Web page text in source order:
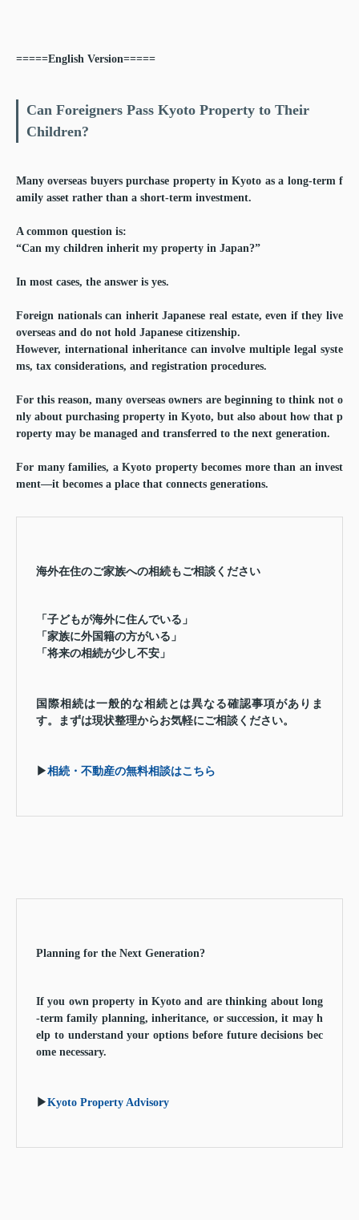
=====English Version=====
Can Foreigners Pass Kyoto Property to Their
Children?
Many overseas buyers purchase property in Kyoto as a long-term f
amily asset rather than a short-term investment.
A common question is:
“Can my children inherit my property in Japan?”
In most cases, the answer is yes.
Foreign nationals can inherit Japanese real estate, even if they live
overseas and do not hold Japanese citizenship.
However, international inheritance can involve multiple legal syste
ms, tax considerations, and registration procedures.
For this reason, many overseas owners are beginning to think not o
nly about purchasing property in Kyoto, but also about how that p
roperty may be managed and transferred to the next generation.
For many families, a Kyoto property becomes more than an invest
ment—it becomes a place that connects generations.
海外在住のご家族への相続もご相談ください
「子どもが海外に住んでいる」
「家族に外国籍の方がいる」
「将来の相続が少し不安」
国際相続は一般的な相続とは異なる確認事項がありま
す。まずは現状整理からお気軽にご相談ください。
▶相続・不動産の無料相談はこちら
Planning for the Next Generation?
If you own property in Kyoto and are thinking about long
-term family planning, inheritance, or succession, it may h
elp to understand your options before future decisions bec
ome necessary.
▶Kyoto Property Advisory